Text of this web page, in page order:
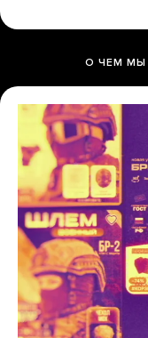
О ЧЕМ МЫ